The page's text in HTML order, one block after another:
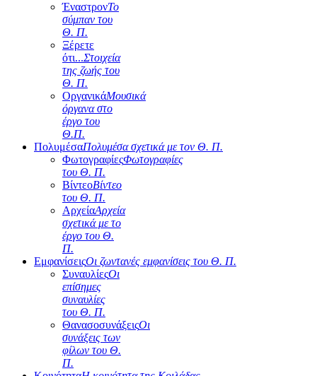
ΈναστρονΤο
σύμπαν του
Θ. Π.
Ξέρετε
ότι...Στοιχεία
της ζωής του
Θ. Π.
ΟργανικάΜουσικά
όργανα στο
έργο του
Θ.Π.
ΠολυμέσαΠολυμέσα σχετικά με τον Θ. Π.
ΦωτογραφίεςΦωτογραφίες
του Θ. Π.
ΒίντεοΒίντεο
του Θ. Π.
ΑρχείαΑρχεία
σχετικά με το
έργο του Θ.
Π.
ΕμφανίσειςΟι ζωντανές εμφανίσεις του Θ. Π.
ΣυναυλίεςΟι
επίσημες
συναυλίες
του Θ. Π.
ΘανασοσυνάξειςΟι
συνάξεις των
φίλων του Θ.
Π.